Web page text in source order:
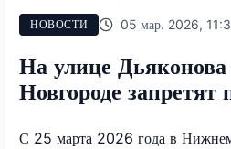
НОВОСТИ 05 мар. 2026,
На улице
Новгороде запретят
С 25 марта 2026 года в